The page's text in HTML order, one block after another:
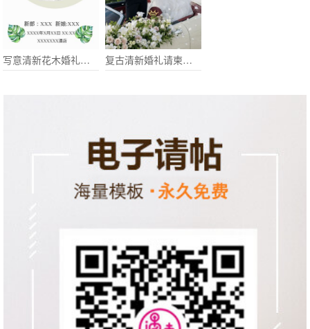
写意清新花木婚礼请柬电子请柬 复古清新婚礼请柬电子请柬